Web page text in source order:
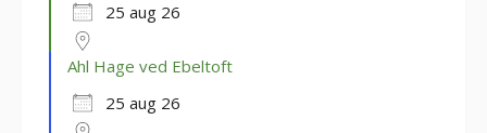
25 aug 26
Ahl Hage ved Ebeltoft
25 aug 26